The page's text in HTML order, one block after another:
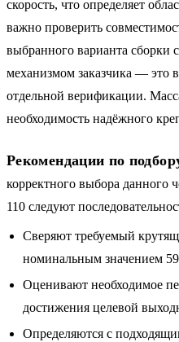
скорость, что определяет
важно проверить
выбранного варианта сборки
механизмом заказчика — это
отдельной верификации.
необходимость надёжного
Рекомендации по
корректного выбора данного
110 следуют
Сверяют требуемый
номинальным значением
Оценивают необходимое
достижения целевой
Определяются с